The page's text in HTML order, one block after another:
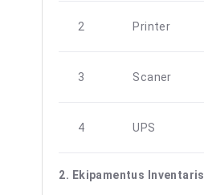
2 Printer
3 Scaner
4 UPS
2. Ekipamentus Inventaris